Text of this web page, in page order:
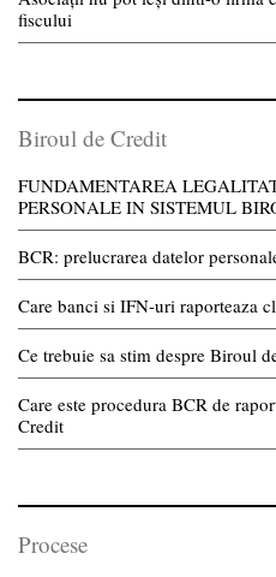
fiscului
Biroul de Credit
FUNDAMENTAREA
PERSONALE IN SISTEMUL
BCR: prelucrarea datelor
Care banci si IFN-uri raporteaza
Ce trebuie sa stim despre Biroul
Care este procedura BCR de
Credit
Procese